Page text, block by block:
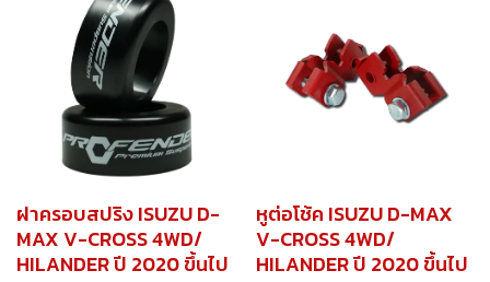
ฝาครอบสปริง ISUZU D-
MAX V-CROSS 4WD/
HILANDER ปี 2020 ขึ้นไป
หูต่อโช้ค ISUZU D-MAX
V-CROSS 4WD/
HILANDER ปี 2020 ขึ้นไป